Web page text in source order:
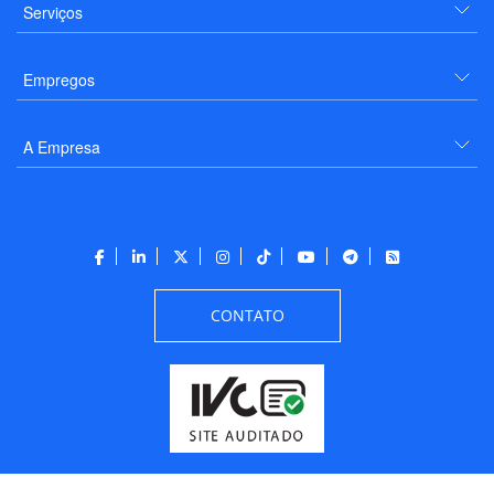
Serviços
Empregos
A Empresa
CONTATO